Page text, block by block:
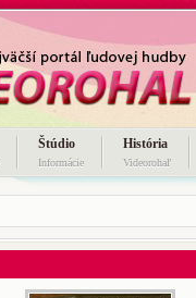
Štúdio
Informácie
História
Videorohaľ